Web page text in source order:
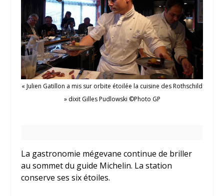
« Julien Gatillon a mis sur orbite étoilée la cuisine des Rothschild
» dixit Gilles Pudlowski ©Photo GP
La gastronomie mégevane continue de briller
au sommet du guide Michelin. La station
conserve ses six étoiles.